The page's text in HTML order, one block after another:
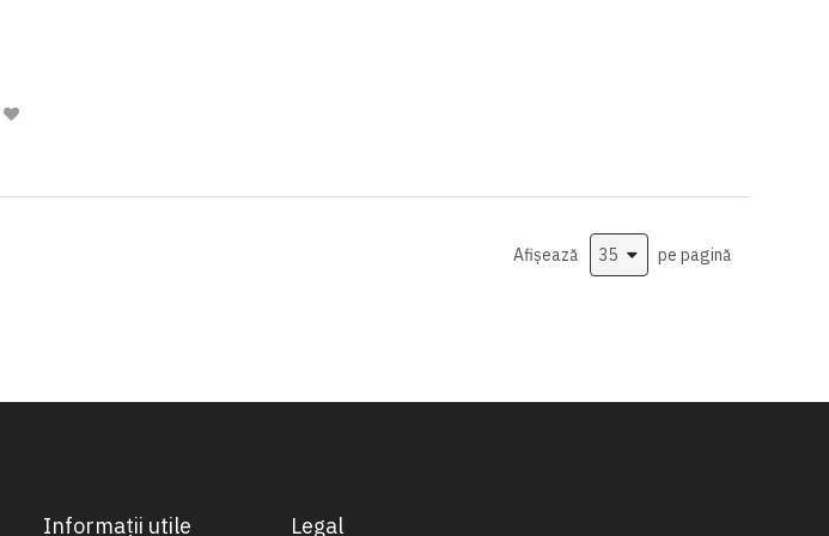
Adaugă
de
Afișează
pe pagină
Informații utile Legal